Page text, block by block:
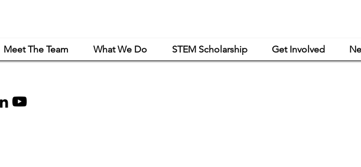
Meet The Team What We Do STEM Scholarship Get Involved